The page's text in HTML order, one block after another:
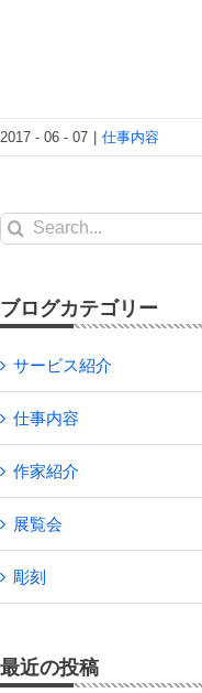
2017 - 06 - 07 仕事内容
Search
ブログカテゴリー
サービス紹介
仕事内容
作家紹介
展覧会
彫刻
最近の投稿